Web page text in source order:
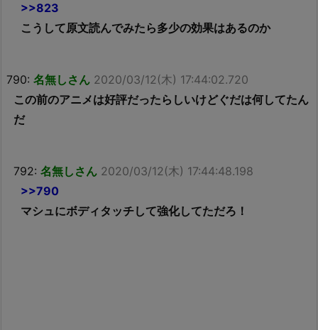
>>823
こうして原文読んでみたら多少の効果はあるのか
790: 名無しさん 2020/03/12(木) 17:44:02.720
この前のアニメは好評だったらしいけどぐだは何してたん
だ
792: 名無しさん 2020/03/12(木) 17:44:48.198
>>790
マシュにボディタッチして強化してただろ！